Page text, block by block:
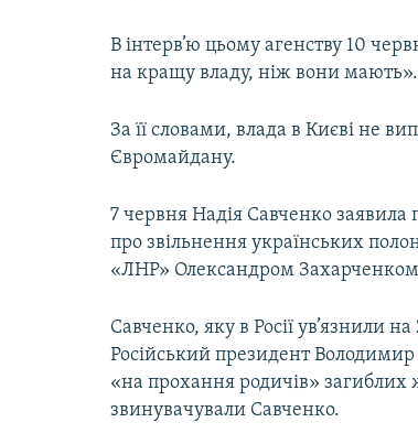
В інтерв’ю цьому агенству 10
на кращу владу, ніж вони мають».
За її словами, влада в Києві не
Євромайдану.
7 червня Надія Савченко заявила
про звільнення українських
«ЛНР» Олександром
Савченко, яку в Росії ув’язнили
Російський президент
«на прохання родичів» загиблих
звинувачували Савченко.